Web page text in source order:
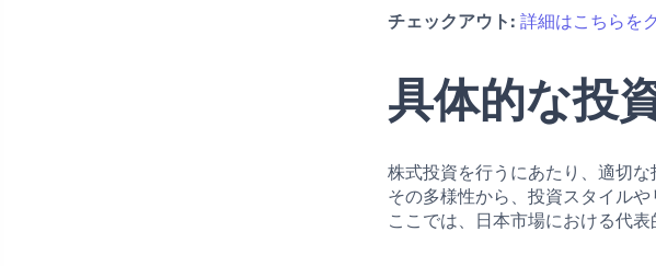
チェックアウト: 詳細はこちらを
具体的な投
株式投資を行うにあたり、適切
その多様性から、投資スタイル
ここでは、日本市場における代